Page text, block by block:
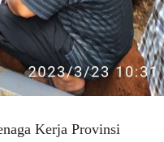
Kerja Provinsi